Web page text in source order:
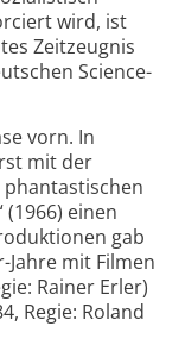
wird, ist
Zeitzeugnis
Science-
vorn. In
mit der
phantastischen
einen
gab
Jahre mit Filmen
Rainer Erler)
Regie: Roland